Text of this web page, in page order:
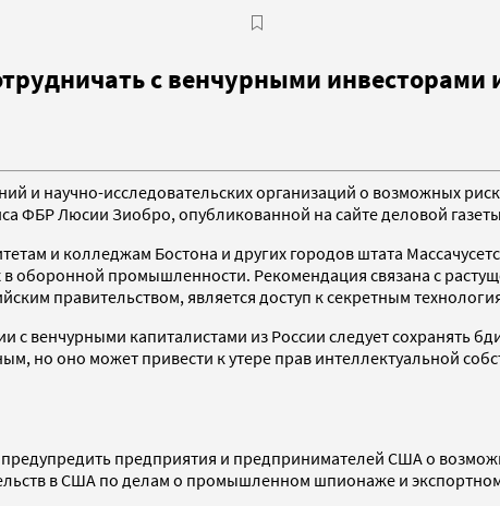
с венчурными инвесторами
и научно-исследовательских организаций о возможных
ФБР Люсии Зиобро, опубликованной на сайте деловой
и колледжам Бостона и других городов штата
оборонной промышленности. Рекомендация связана с
правительством, является доступ к секретным
венчурными капиталистами из России следует сохранять
но оно может привести к утере прав интеллектуальной
предприятия и предпринимателей США о
в США по делам о промышленном шпионаже и